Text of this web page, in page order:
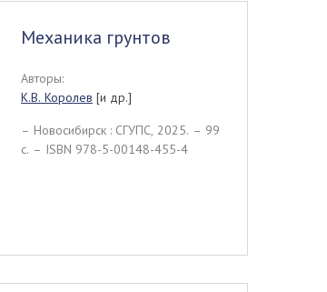
Механика грунтов
Авторы:
К.В. Королев [и др.]
– Новосибирск : СГУПС, 2025. – 99
c. – ISBN 978-5-00148-455-4